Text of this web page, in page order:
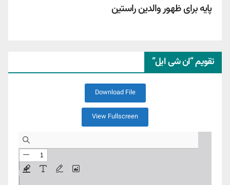
پایه برای ظهور والدین راستین
تقویم ”ان شی ایل“
Download File
View Fullscreen